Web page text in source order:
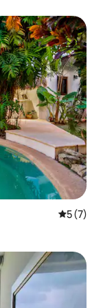
5 de
5 (7)